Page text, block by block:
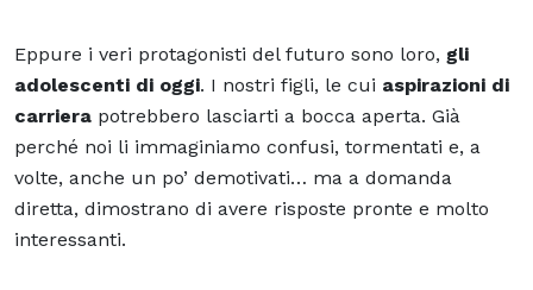
Eppure i veri protagonisti del futuro sono loro, gli
adolescenti di oggi. I nostri figli, le cui aspirazioni di
carriera potrebbero lasciarti a bocca aperta. Già
perché noi li immaginiamo confusi, tormentati e, a
volte, anche un po’ demotivati… ma a domanda
diretta, dimostrano di avere risposte pronte e molto
interessanti.